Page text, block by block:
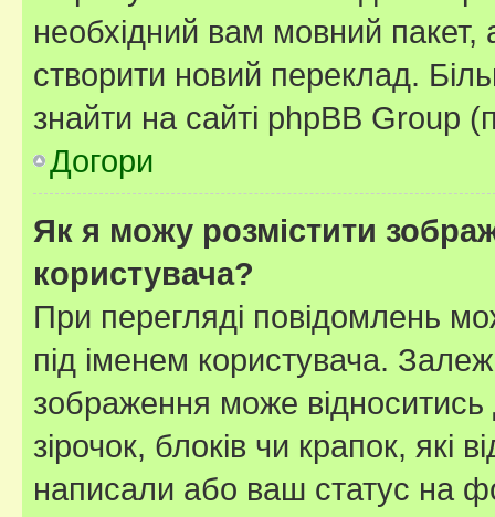
необхідний вам мовний
створити новий переклад.
знайти на сайті phpBB Group
Догори
Як я можу розмістити
користувача?
При перегляді повідомлень
під іменем користувача.
зображення може відноситись
зірочок, блоків чи крапок, які
написали або ваш статус на